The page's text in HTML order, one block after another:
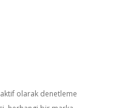
olarak denetleme